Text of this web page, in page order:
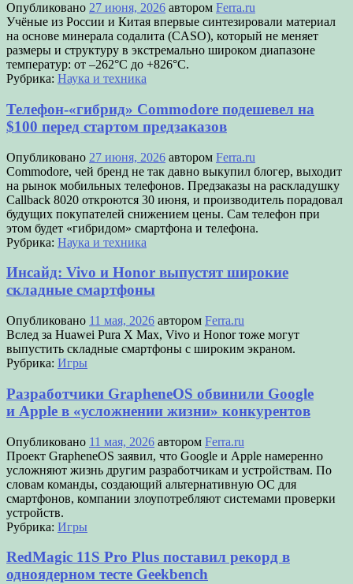
Опубликовано 27 июня, 2026 автором Ferra.ru
Учёные из России и Китая впервые синтезировали материал
на основе минерала содалита (CASO), который не меняет
размеры и структуру в экстремально широком диапазоне
температур: от –262°C до +826°C.
Рубрика: Наука и техника
Телефон-«гибрид» Commodore подешевел на
$100 перед стартом предзаказов
Опубликовано 27 июня, 2026 автором Ferra.ru
Commodore, чей бренд не так давно выкупил блогер, выходит
на рынок мобильных телефонов. Предзаказы на раскладушку
Callback 8020 откроются 30 июня, и производитель порадовал
будущих покупателей снижением цены. Сам телефон при
этом будет «гибридом» смартфона и телефона.
Рубрика: Наука и техника
Инсайд: Vivo и Honor выпустят широкие
складные смартфоны
Опубликовано 11 мая, 2026 автором Ferra.ru
Вслед за Huawei Pura X Max, Vivo и Honor тоже могут
выпустить складные смартфоны с широким экраном.
Рубрика: Игры
Разработчики GrapheneOS обвинили Google
и Apple в «усложнении жизни» конкурентов
Опубликовано 11 мая, 2026 автором Ferra.ru
Проект GrapheneOS заявил, что Google и Apple намеренно
усложняют жизнь другим разработчикам и устройствам. По
словам команды, создающий альтернативную ОС для
смартфонов, компании злоупотребляют системами проверки
устройств.
Рубрика: Игры
RedMagic 11S Pro Plus поставил рекорд в
одноядерном тесте Geekbench